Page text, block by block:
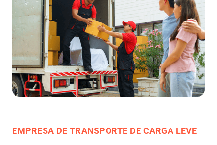
EMPRESA DE TRANSPORTE DE CARGA LEVE